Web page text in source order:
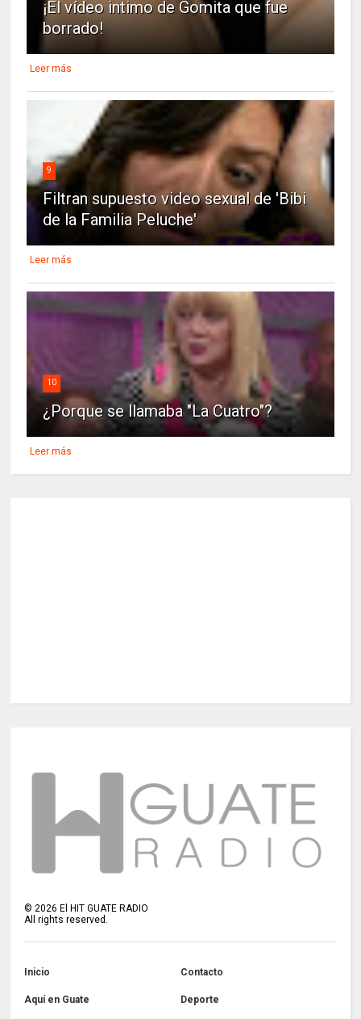
¡El vídeo intimo de Gomita que fue
borrado!
Leer más
9
Filtran supuesto video sexual de 'Bibi
de la Familia Peluche'
Leer más
10
¿Porque se llamaba "La Cuatro"?
Leer más
©2026 El HIT GUATE RADIO
All rights reserved.
Inicio Contacto
Aquí en Guate Deporte